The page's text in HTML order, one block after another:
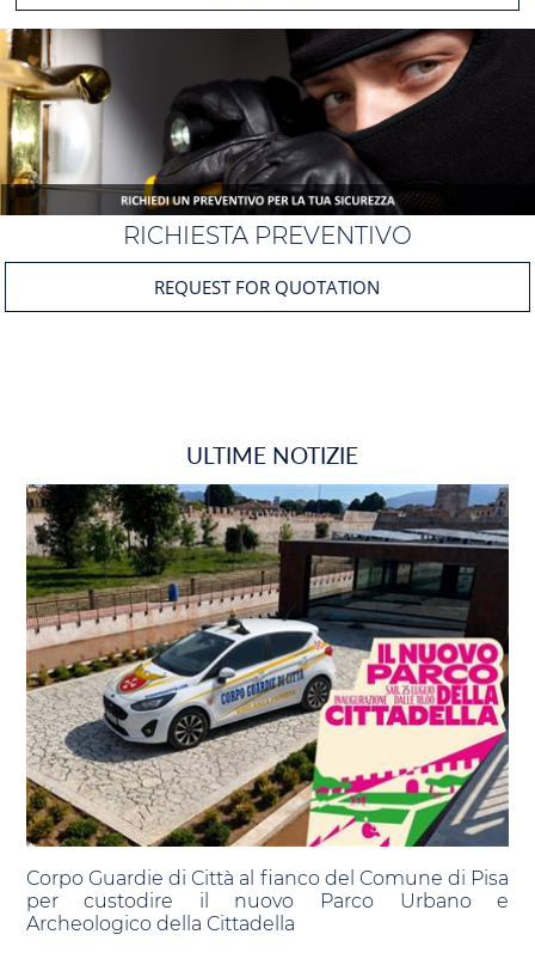
RICHIESTA PREVENTIVO
REQUEST FOR QUOTATION
ULTIME NOTIZIE
Corpo Guardie di Città al fianco del Comune di Pisa
per custodire il nuovo Parco Urbano e
Archeologico della Cittadella